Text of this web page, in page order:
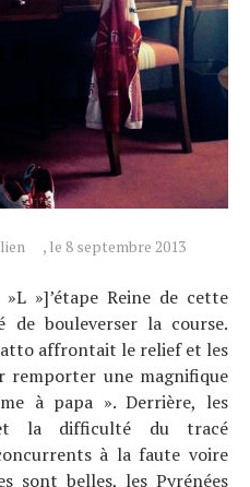
, le 8 septembre 2013
»]’étape Reine de cette
de bouleverser la course.
affrontait le relief et les
une magnifique
à papa ». Derrière, les
et la difficulté du tracé
à la faute voire
sont belles, les Pyrénées